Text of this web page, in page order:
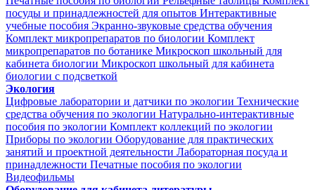
посуды и принадлежностей для опытов Интерактивные
учебные пособия Экранно-звуковые средства обучения
Комплект микропрепаратов по биологии Комплект
микропрепаратов по ботанике Микроскоп школьный для
кабинета биологии Микроскоп школьный для кабинета
биологии с подсветкой
Экология
Цифровые лаборатории и датчики по экологии Технические
средства обучения по экологии Натурально-интерактивные
пособия по экологии Комплект коллекций по экологии
Приборы по экологии Оборудование для практических
занятий и проектной деятельности Лабораторная посуда и
принадлежности Печатные пособия по экологии
Видеофильмы